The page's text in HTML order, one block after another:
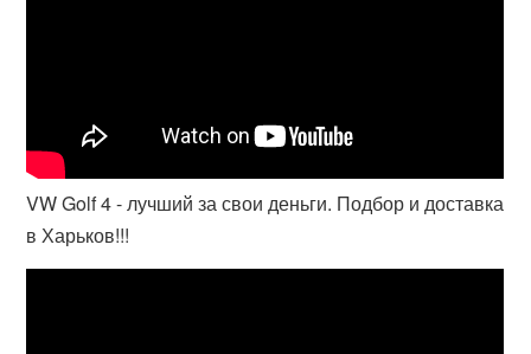
VW Golf 4 - лучший за свои деньги. Подбор и доставка
в Харьков!!!